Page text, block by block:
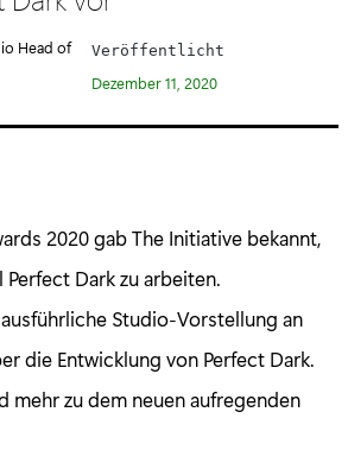
Head of
Veröffentlicht
Dezember 11, 2020
2020 gab The Initiative bekannt,
Dark zu arbeiten.
Studio-Vorstellung an
die Entwicklung von Perfect Dark.
mehr zu dem neuen aufregenden